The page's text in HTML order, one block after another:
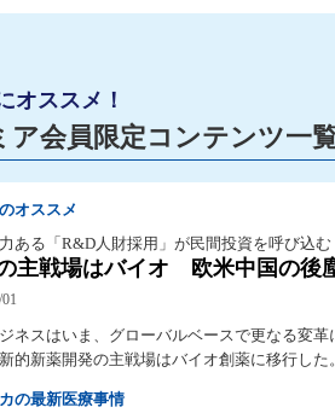
オススメ！
ア会員限定コンテンツ一
オススメ
ある「R&D人財採用」が民間投資を呼び込む
主戦場はバイオ 欧米中国の後
ネスはいま、グローバルベースで更なる変
的新薬開発の主戦場はバイオ創薬に移行した。
の最新医療事情